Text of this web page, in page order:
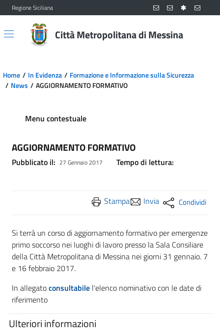
Vai al contenuto principale
Vai al menu principale
Regione Siciliana
Città Metropolitana di Messina
Home In Evidenza
Formazione e Informazione sulla Sicurezza
News
AGGIORNAMENTO FORMATIVO
Menu contestuale
AGGIORNAMENTO FORMATIVO
Pubblicato il: 27 Gennaio 2017 Tempo di lettura:
Stampa Invia Condividi
Si terrà un corso di aggiornamento formativo per emergenze
primo soccorso nei luoghi di lavoro presso la Sala Consiliare
della Città Metropolitana di Messina nei giorni 31 gennaio. 7
e 16 febbraio 2017.
In allegatoconsultabile l'elenco nominativo con le date di
riferimento
Ulteriori informazioni